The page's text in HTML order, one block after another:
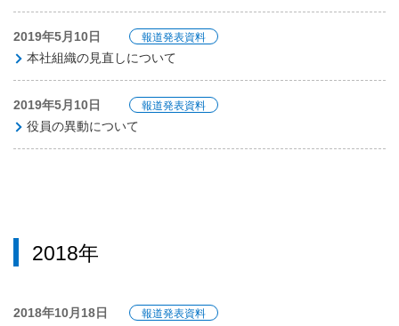
2019年5月10日 報道発表資料
本社組織の見直しについて
2019年5月10日 報道発表資料
役員の異動について
2018年
2018年10月18日 報道発表資料